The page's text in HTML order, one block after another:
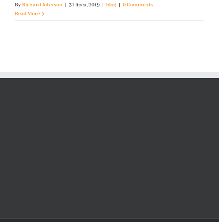
ByRichard Johnson | 31 lipca, 2019 | blog | 0 Comments
Read More